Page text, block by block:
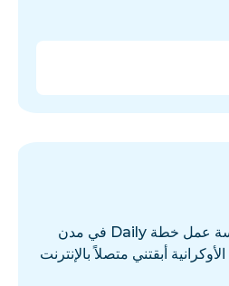
لقد فوجئت بمدى سلاسة عمل خطة Daily في مدن
مختلفة. شريحة eSIM الأوكرانية أبقتني متصلاً بالإنترنت